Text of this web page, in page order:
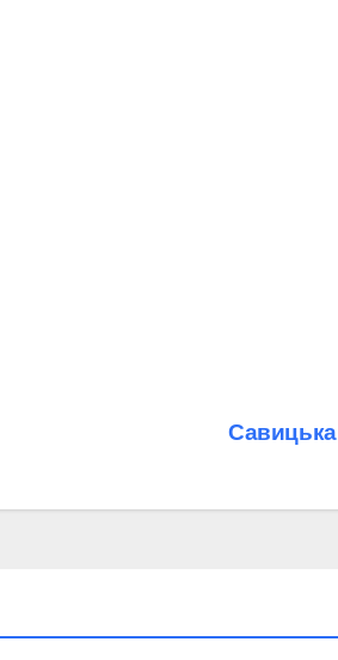
Савицька